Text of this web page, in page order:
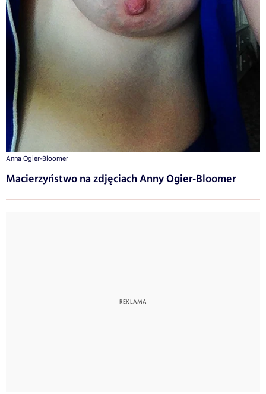
Anna Ogier-Bloomer
Macierzyństwo na zdjęciach Anny Ogier-Bloomer